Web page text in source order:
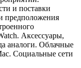
и поставки
предположения
Аксессуары,
аналоги. Облачные
Социальные сети